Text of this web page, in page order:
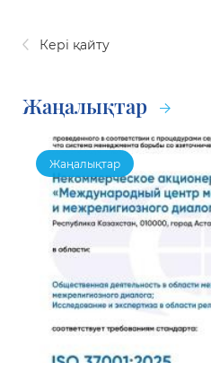
Кері қайту
Жаңалықтар
Жаңалықтар